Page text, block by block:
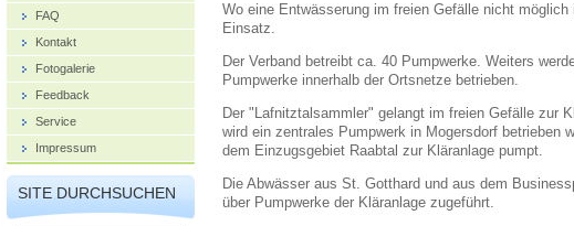
Wo eine Entwässerung im freien Gefälle nicht
Einsatz.
Der Verband betreibt ca. 40 Pumpwerke. Weiters
Pumpwerke innerhalb der Ortsnetze betrieben.
Der "Lafnitztalsammler" gelangt im freien Gefälle zur
wird ein zentrales Pumpwerk in Mogersdorf betrieben
dem Einzugsgebiet Raabtal zur Kläranlage pumpt.
Die Abwässer aus St. Gotthard und aus dem
über Pumpwerke der Kläranlage zugeführt.
FAQ
Kontakt
Fotogalerie
Feedback
Service
Impressum
SITE DURCHSUCHEN